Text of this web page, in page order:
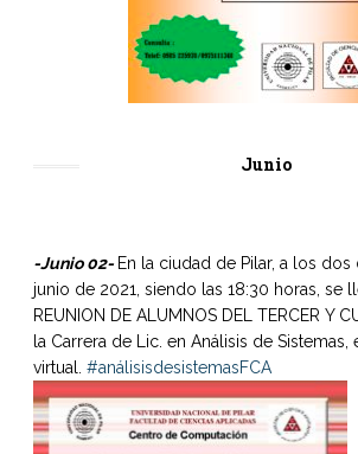
Junio
-Junio 02- En la ciudad de Pilar, a los
junio de 2021, siendo las 18:30 horas, se
REUNION DE ALUMNOS DEL TERCER Y
la Carrera de Lic. en Análisis de
virtual. #análisisdesistemasFCA